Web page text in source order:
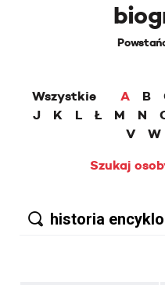
Wszystkie A B
J
K L Ł M N
V
W
Szukaj